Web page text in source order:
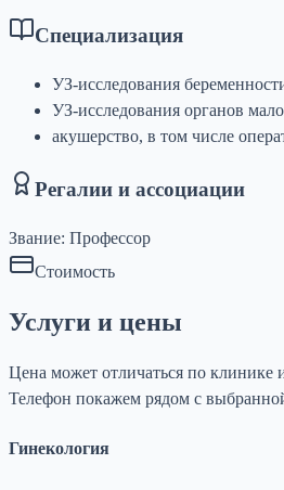
Специализация
УЗ-исследования
УЗ-исследования органов
акушерство, в том числе
Регалии и ассоциации
Звание: Профессор
Стоимость
Услуги и цены
Цена может отличаться по клинике
Телефон покажем рядом с
Гинекология